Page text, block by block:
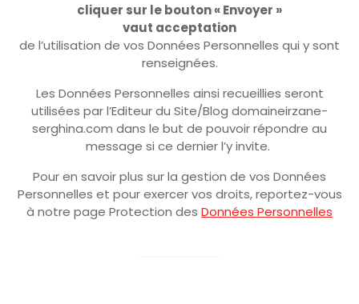
cliquer sur le bouton « Envoyer »
vaut acceptation
de l’utilisation de vos Données Personnelles qui y sont
renseignées.
Les Données Personnelles ainsi recueillies seront
utilisées par l’Editeur du Site/Blog domaineirzane-
serghina.com dans le but de pouvoir répondre au
message si ce dernier l’y invite.
Pour en savoir plus sur la gestion de vos Données
Personnelles et pour exercer vos droits, reportez-vous
à notre page Protection des Données Personnelles